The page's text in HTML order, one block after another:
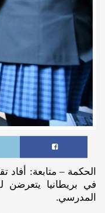
الحكمة – متابعة: أفاد
في بريطانيا
المدرسي.